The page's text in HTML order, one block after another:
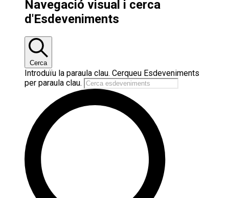
Navegació visual i cerca
d'Esdeveniments
Cerca
Introduïu la paraula clau. Cerqueu Esdeveniments
per paraula clau.